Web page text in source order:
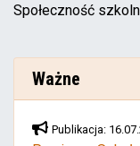
Społeczność
Ważne
Publikacja: